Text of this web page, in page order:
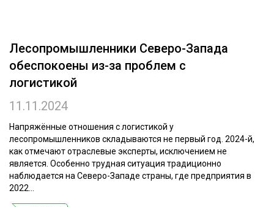
ПРОИЗВОДСТВО ДРЕВЕСНЫХ ПЛИТ
ЦБП
КОМПЛЕКСНАЯ ПЕРЕРАБОТКА
ЛЕСОПИЛЕНИЕ
ДЕРЕВЯННОЕ ДОМОСТРОЕНИЕ
БЕЗОПАСНОЕ ПРОИЗВОДСТВО
СОРТИРОВКА ДРЕВЕСИНЫ
Лесопромышленники Северо-Запада
обеспокоены из-за проблем с
логистикой
11.11.2024
Напряжённые отношения с логистикой у
лесопромышленников складываются не первый год. 2024-й,
как отмечают отраслевые эксперты, исключением не
является. Особенно трудная ситуация традиционно
наблюдается на Северо-Западе страны, где предприятия в
2022...